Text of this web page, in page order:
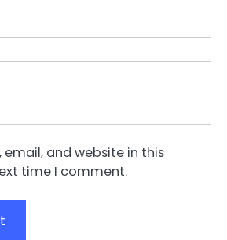
email, and website in this
time I comment.